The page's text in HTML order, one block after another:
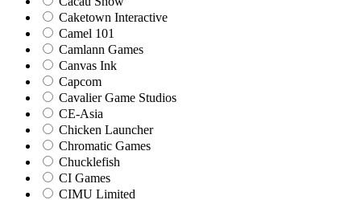
Caketown Interactive
Camel 101
Camlann Games
Canvas Ink
Capcom
Cavalier Game Studios
CE-Asia
Chicken Launcher
Chromatic Games
Chucklefish
CI Games
CIMU Limited